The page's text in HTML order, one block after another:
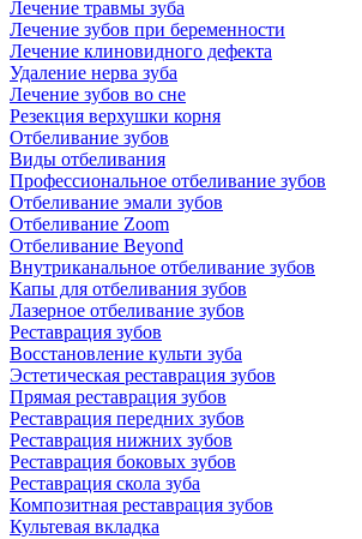
Лечение травмы зуба
Лечение зубов при беременности
Лечение клиновидного дефекта
Удаление нерва зуба
Лечение зубов во сне
Резекция верхушки корня
Отбеливание зубов
Виды отбеливания
Профессиональное отбеливание зубов
Отбеливание эмали зубов
Отбеливание Zoom
Отбеливание Beyond
Внутриканальное отбеливание зубов
Капы для отбеливания зубов
Лазерное отбеливание зубов
Реставрация зубов
Восстановление культи зуба
Эстетическая реставрация зубов
Прямая реставрация зубов
Реставрация передних зубов
Реставрация нижних зубов
Реставрация боковых зубов
Реставрация скола зуба
Композитная реставрация зубов
Культевая вкладка